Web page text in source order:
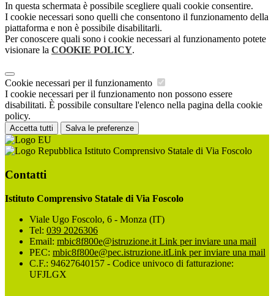
In questa schermata è possibile scegliere quali cookie consentire.
I cookie necessari sono quelli che consentono il funzionamento della
piattaforma e non è possibile disabilitarli.
Per conoscere quali sono i cookie necessari al funzionamento potete
visionare la COOKIE POLICY.
Cookie necessari per il funzionamento
I cookie necessari per il funzionamento non possono essere
disabilitati. È possibile consultare l'elenco nella pagina della cookie
policy.
Accetta tutti Salva le preferenze
Istituto Comprensivo Statale di Via Foscolo
Contatti
Istituto Comprensivo Statale di Via Foscolo
Viale Ugo Foscolo, 6 - Monza (IT)
Tel: 039 2026306
Email: mbic8f800e@istruzione.it Link per inviare una mail
PEC: mbic8f800e@pec.istruzione.itLink per inviare una mail
C.F.: 94627640157 - Codice univoco di fatturazione:
UFJLGX